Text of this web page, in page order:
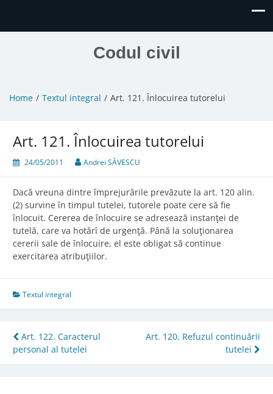
Codul civil
Home Textul integral Art. 121. Înlocuirea tutorelui
Art. 121. Înlocuirea tutorelui
24/05/2011 Andrei SĂVESCU
Dacă vreuna dintre împrejurările prevăzute la art. 120 alin.
(2) survine în timpul tutelei, tutorele poate cere să fie
înlocuit. Cererea de înlocuire se adresează instanţei de
tutelă, care va hotărî de urgenţă. Până la soluţionarea
cererii sale de înlocuire, el este obligat să continue
exercitarea atribuţiilor.
Textul integral
Post
navigation
Art. 122. Caracterul
personal al tutelei
Art. 120. Refuzul continuării
tutelei